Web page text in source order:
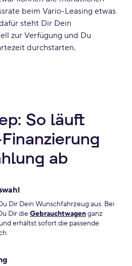
beim Vario-Leasing etwas
steht Dir Dein
zur Verfügung und Du
durchstarten.
So läuft
ab
Dir Dein Wunschfahrzeug aus. Bei
Dir die Gebrauchtwagenganz
erhältst sofort die passende